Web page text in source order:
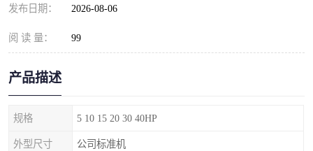
发布日期： 2026-08-06
阅 读 量： 99
产品描述
规格 5 10 15 20 30 40HP
外型尺寸 公司标准机